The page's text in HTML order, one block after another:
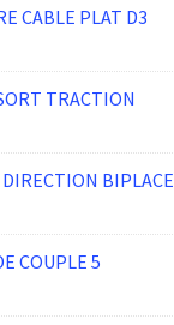
CABLE PLAT D3
TRACTION
BIPLACE
COUPLE 5